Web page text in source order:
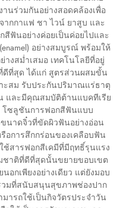
นร่วมกันอย่างสอดคล้องเพื่อ
กกาแฟ ชา ไวน์ ยาสูบ และ
สีฟันอย่างค่อยเป็นค่อยไปและ
อย่างสมบูรณ์ พร้อมให้
างสม่ำเสมอ เทคโนโลยีที่อยู่
ดีที่สุด ได้แก่ สูตรส่วนผสมขั้น
ะสม รับประกันปริมาณแร่ธาตุ
และมีคุณสมบัติต้านแบคทีเรีย
โซลูชันการฟอกสีฟันแบบ
นาดจิ๋วที่ขัดผิวฟันอย่างอ่อน
อการสึกกร่อนของเคลือบฟัน
สารฟอกสีเคมีที่มีฤทธิ์รุนแรง
ชาติที่ดีที่สุดนั้นขยายขอบเขต
อกเพียงอย่างเดียว แต่ยังมอบ
มที่สนับสนุนสุขภาพช่องปาก
ารถใช้เป็นกิจวัตรประจำวัน